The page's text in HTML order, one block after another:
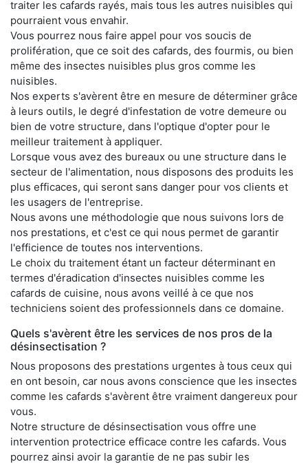
traiter les cafards rayés, mais tous les autres nuisibles qui
pourraient vous envahir.
Vous pourrez nous faire appel pour vos soucis de
prolifération, que ce soit des cafards, des fourmis, ou bien
même des insectes nuisibles plus gros comme les
nuisibles.
Nos experts s'avèrent être en mesure de déterminer grâce
à leurs outils, le degré d'infestation de votre demeure ou
bien de votre structure, dans l'optique d'opter pour le
meilleur traitement à appliquer.
Lorsque vous avez des bureaux ou une structure dans le
secteur de l'alimentation, nous disposons des produits les
plus efficaces, qui seront sans danger pour vos clients et
les usagers de l'entreprise.
Nous avons une méthodologie que nous suivons lors de
nos prestations, et c'est ce qui nous permet de garantir
l'efficience de toutes nos interventions.
Le choix du traitement étant un facteur déterminant en
termes d'éradication d'insectes nuisibles comme les
cafards de cuisine, nous avons veillé à ce que nos
techniciens soient des professionnels dans ce domaine.
Quels s'avèrent être les services de nos pros de la
désinsectisation ?
Nous proposons des prestations urgentes à tous ceux qui
en ont besoin, car nous avons conscience que les insectes
comme les cafards s'avèrent être vraiment dangereux pour
vous.
Notre structure de désinsectisation vous offre une
intervention protectrice efficace contre les cafards. Vous
pourrez ainsi avoir la garantie de ne pas subir les